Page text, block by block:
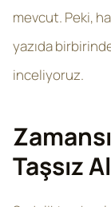
mevcut. Peki,
yazıda
inceliyoruz.
Taşsız